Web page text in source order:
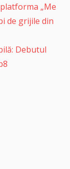
„Me
de grijile din
Debutul